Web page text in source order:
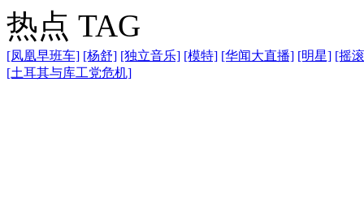
热点 TAG
[凤凰早班车] [杨舒] [独立音乐] [模特] [华闻大直播] [明星] [摇
[土耳其与库工党危机]